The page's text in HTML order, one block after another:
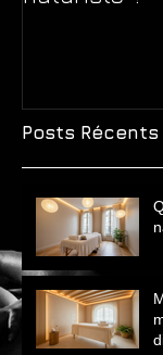
Posts Récents